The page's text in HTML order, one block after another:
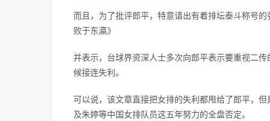
而且，为了批评郎平，特意请出有着排坛泰斗称号
败于东瀛》
并表示，台球界资深人士多次向郎平表示要重视二
候接连失利。
可以说，该文章直接把女排的失利都甩给了郎平，
及朱婷等中国女排队员这五年努力的全盘否定。